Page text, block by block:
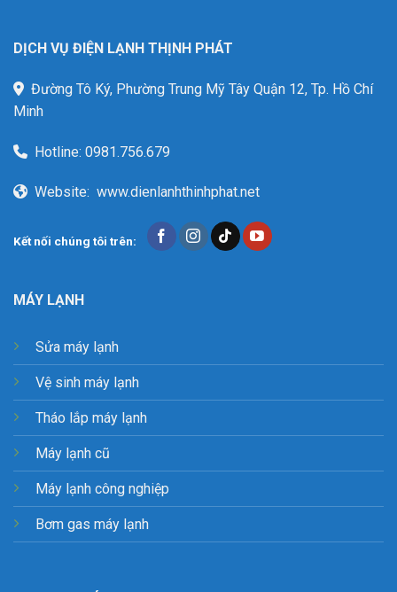
DỊCH VỤ ĐIỆN LẠNH THỊNH PHÁT
Đường Tô Ký, Phường Trung Mỹ Tây Quận 12, Tp. Hồ Chí
Minh
Hotline: 0981.756.679
Website: www.dienlanhthinhphat.net
Kết nối chúng tôi trên:
MÁY LẠNH
Sửa máy lạnh
Vệ sinh máy lạnh
Tháo lắp máy lạnh
Máy lạnh cũ
Máy lạnh công nghiệp
Bơm gas máy lạnh